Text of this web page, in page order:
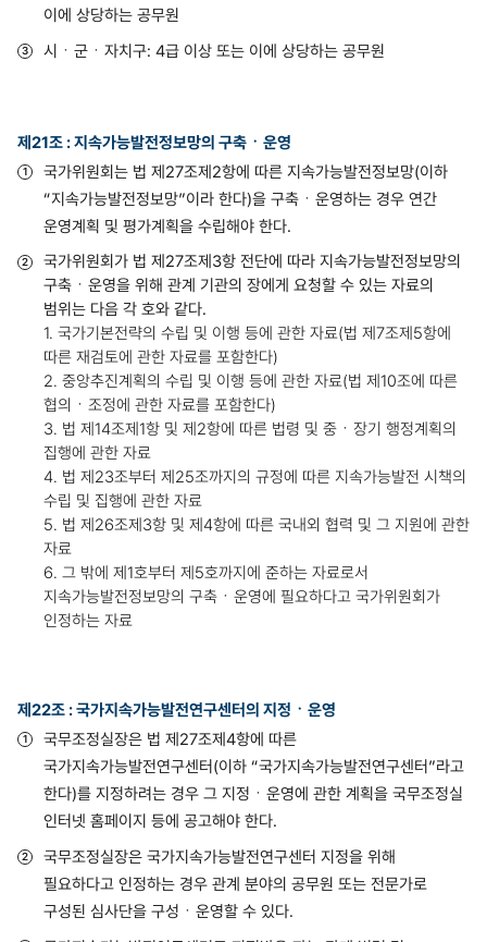
이에 상당하는 공무원
시ㆍ군ㆍ자치구: 4급 이상 또는 이에 상당하는 공무원
제21조 : 지속가능발전정보망의 구축ㆍ운영
국가위원회는 법 제27조제2항에 따른 지속가능발전정보망(이하
“지속가능발전정보망”이라 한다)을 구축ㆍ운영하는 경우 연간
운영계획 및 평가계획을 수립해야 한다.
국가위원회가 법 제27조제3항 전단에 따라 지속가능발전정보망의
구축ㆍ운영을 위해 관계 기관의 장에게 요청할 수 있는 자료의
범위는 다음 각 호와 같다.
1. 국가기본전략의 수립 및 이행 등에 관한 자료(법 제7조제5항에
따른 재검토에 관한 자료를 포함한다)
2. 중앙추진계획의 수립 및 이행 등에 관한 자료(법 제10조에 따른
협의ㆍ조정에 관한 자료를 포함한다)
3. 법 제14조제1항 및 제2항에 따른 법령 및 중ㆍ장기 행정계획의
집행에 관한 자료
4. 법 제23조부터 제25조까지의 규정에 따른 지속가능발전 시책의
수립 및 집행에 관한 자료
5. 법 제26조제3항 및 제4항에 따른 국내외 협력 및 그 지원에 관한
자료
6. 그 밖에 제1호부터 제5호까지에 준하는 자료로서
지속가능발전정보망의 구축ㆍ운영에 필요하다고 국가위원회가
인정하는 자료
제22조 : 국가지속가능발전연구센터의 지정ㆍ운영
국무조정실장은 법 제27조제4항에 따른
국가지속가능발전연구센터(이하 “국가지속가능발전연구센터”라고
한다)를 지정하려는 경우 그 지정ㆍ운영에 관한 계획을 국무조정실
인터넷 홈페이지 등에 공고해야 한다.
국무조정실장은 국가지속가능발전연구센터 지정을 위해
필요하다고 인정하는 경우 관계 분야의 공무원 또는 전문가로
구성된 심사단을 구성ㆍ운영할 수 있다.